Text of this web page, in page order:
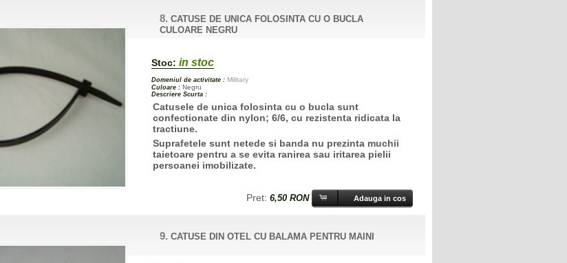
8.CATUSE DE UNICA FOLOSINTA CU O BUCLA
CULOARE NEGRU
Stoc: in stoc
Domeniul de activitate : Military
Culoare : Negru
Descriere Scurta :
Catusele de unica folosinta cu o bucla sunt
confectionate din nylon; 6/6, cu rezistenta ridicata la
tractiune.
Suprafetele sunt netede si banda nu prezinta muchii
taietoare pentru a se evita ranirea sau iritarea pielii
persoanei imobilizate.
Pret:6,50 RON
9.CATUSE DIN OTEL CU BALAMA PENTRU MAINI